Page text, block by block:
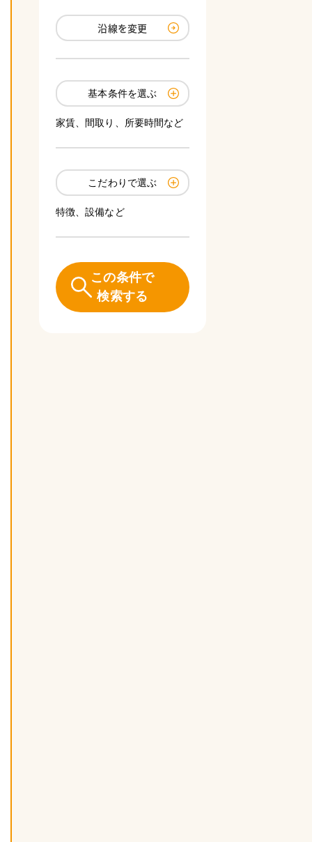
沿線を変更
基本条件を選ぶ
家賃、間取り、所要時間など
こだわりで選ぶ
特徴、設備など
この条件で
検索する